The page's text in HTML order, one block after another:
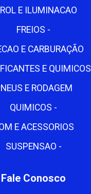
E ILUMINACAO
FREIOS -
E CARBURAÇÃO
E QUIMICOS
E RODAGEM
QUIMICOS -
E ACESSORIOS
SUSPENSAO -
Fale Conosco